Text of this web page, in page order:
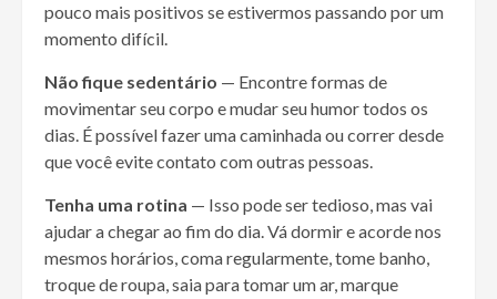
pouco mais positivos se estivermos passando por um
momento difícil.
Não fique sedentário — Encontre formas de
movimentar seu corpo e mudar seu humor todos os
dias. É possível fazer uma caminhada ou correr desde
que você evite contato com outras pessoas.
Tenha uma rotina — Isso pode ser tedioso, mas vai
ajudar a chegar ao fim do dia. Vá dormir e acorde nos
mesmos horários, coma regularmente, tome banho,
troque de roupa, saia para tomar um ar, marque